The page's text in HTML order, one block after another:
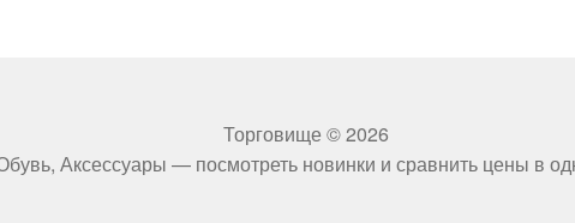
Торговище © 2026
Аксессуары — посмотреть новинки и сравнить цены в